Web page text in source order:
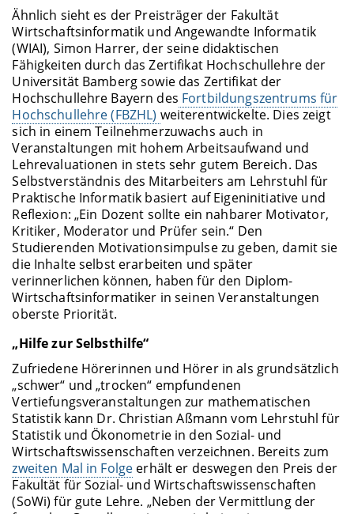
Ähnlich sieht es der Preisträger der Fakultät
Wirtschaftsinformatik und Angewandte Informatik
(WIAI), Simon Harrer, der seine didaktischen
Fähigkeiten durch das Zertifikat Hochschullehre der
Universität Bamberg sowie das Zertifikat der
Hochschullehre Bayern des Fortbildungszentrums für
Hochschullehre (FBZHL) weiterentwickelte. Dies zeigt
sich in einem Teilnehmerzuwachs auch in
Veranstaltungen mit hohem Arbeitsaufwand und
Lehrevaluationen in stets sehr gutem Bereich. Das
Selbstverständnis des Mitarbeiters am Lehrstuhl für
Praktische Informatik basiert auf Eigeninitiative und
Reflexion: „Ein Dozent sollte ein nahbarer Motivator,
Kritiker, Moderator und Prüfer sein.“ Den
Studierenden Motivationsimpulse zu geben, damit sie
die Inhalte selbst erarbeiten und später
verinnerlichen können, haben für den Diplom-
Wirtschaftsinformatiker in seinen Veranstaltungen
oberste Priorität.
„Hilfe zur Selbsthilfe“
Zufriedene Hörerinnen und Hörer in als grundsätzlich
„schwer“ und „trocken“ empfundenen
Vertiefungsveranstaltungen zur mathematischen
Statistik kann Dr. Christian Aßmann vom Lehrstuhl für
Statistik und Ökonometrie in den Sozial- und
Wirtschaftswissenschaften verzeichnen. Bereits zum
zweiten Mal in Folge erhält er deswegen den Preis der
Fakultät für Sozial- und Wirtschaftswissenschaften
(SoWi) für gute Lehre. „Neben der Vermittlung der